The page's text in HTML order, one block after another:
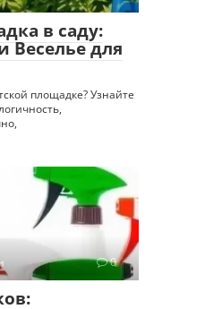
в саду:
Веселье для
площадке? Узнайте
0